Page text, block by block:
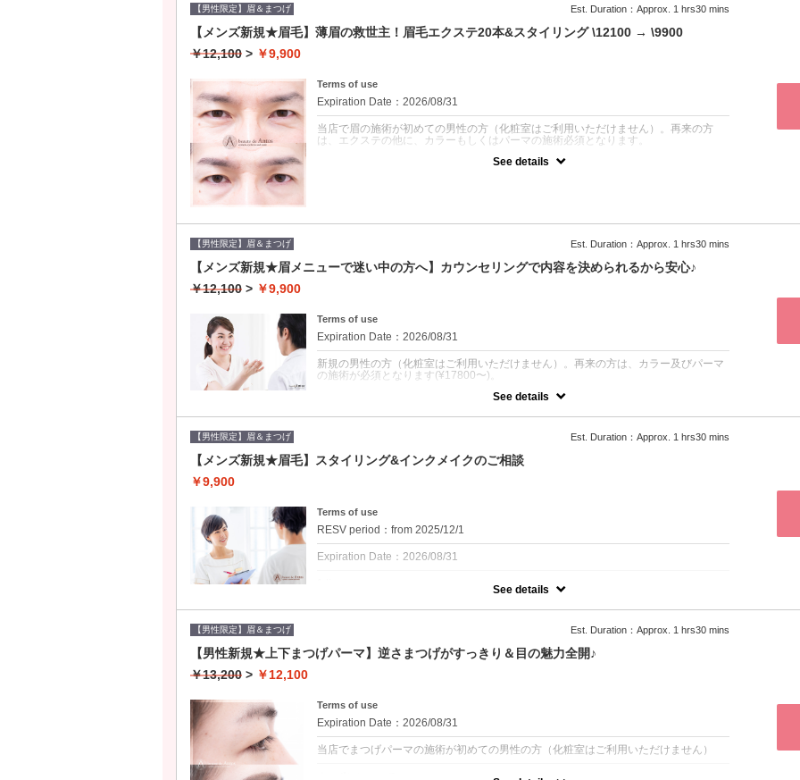
仕上がりがよくなります。再来の方はパーマとカラーの両方の施術となります
【男性限定】眉＆まつげ Est. Duration：Approx. 1 hrs30 mins
【メンズ新規★眉毛】薄眉の救世主！眉毛エクステ20本&スタイリング \12100 → \9900
￥12,100 > ￥9,900
Terms of use
Expiration Date：2026/08/31
当店で眉の施術が初めての男性の方（化粧室はご利用いただけません）。再来の方
は、エクステの他に、カラーもしくはパーマの施術必須となります。
See details
【男性限定】眉＆まつげ Est. Duration：Approx. 1 hrs30 mins
【メンズ新規★眉メニューで迷い中の方へ】カウンセリングで内容を決められるから安心♪
￥12,100 > ￥9,900
Terms of use
Expiration Date：2026/08/31
新規の男性の方（化粧室はご利用いただけません）。再来の方は、カラー及びパーマ
の施術が必須となります(¥17800〜)。
カウンセリングで相談しながら眉メニューを決めたい方にお勧めです（限定メニュー
不可）。初めてで不安がある方や失敗された経験のある方はこちらのクーポンをお選
びください。眉毛矯正ストレートパーマ、眉カラー、眉毛エクステのうちのどれかひ
とつをお選びいただけます。1時間30分以内でできる範囲の施術となります。眉毛矯
正ストレートパーマを選ばれた方は11000円となります。眉毛矯正ストレートパーマ
See details
【男性限定】眉＆まつげ Est. Duration：Approx. 1 hrs30 mins
【メンズ新規★眉毛】スタイリング&インクメイクのご相談
￥9,900
Terms of use
RESV period：from 2025/12/1
Expiration Date：2026/08/31
当店で眉毛の施術をされたことのない男性の方でインクメイクにご興味のある方。再
クーポンについて
たします（ケロイド体質やAGA治療中は施術適応外等の諸々の確認が必要です）。
See details
【男性限定】眉＆まつげ Est. Duration：Approx. 1 hrs30 mins
【男性新規★上下まつげパーマ】逆さまつげがすっきり＆目の魅力全開♪
￥13,200 > ￥12,100
Terms of use
Expiration Date：2026/08/31
当店でまつげパーマの施術が初めての男性の方（化粧室はご利用いただけません）